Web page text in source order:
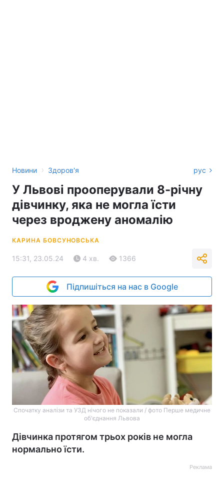
Новини › Здоров'я рус
У Львові прооперували 8-річну
дівчинку, яка не могла їсти
через вроджену аномалію
КАРИНА БОВСУНОВСЬКА
15:31, 23.05.24 4 хв. 1366
Підпишіться на нас в Google
Спочатку аналізи та УЗД нічого не показали / фото Перше медичне
об'єднання Львова
Дівчинка протягом трьох років не могла
нормально їсти.
Реклама